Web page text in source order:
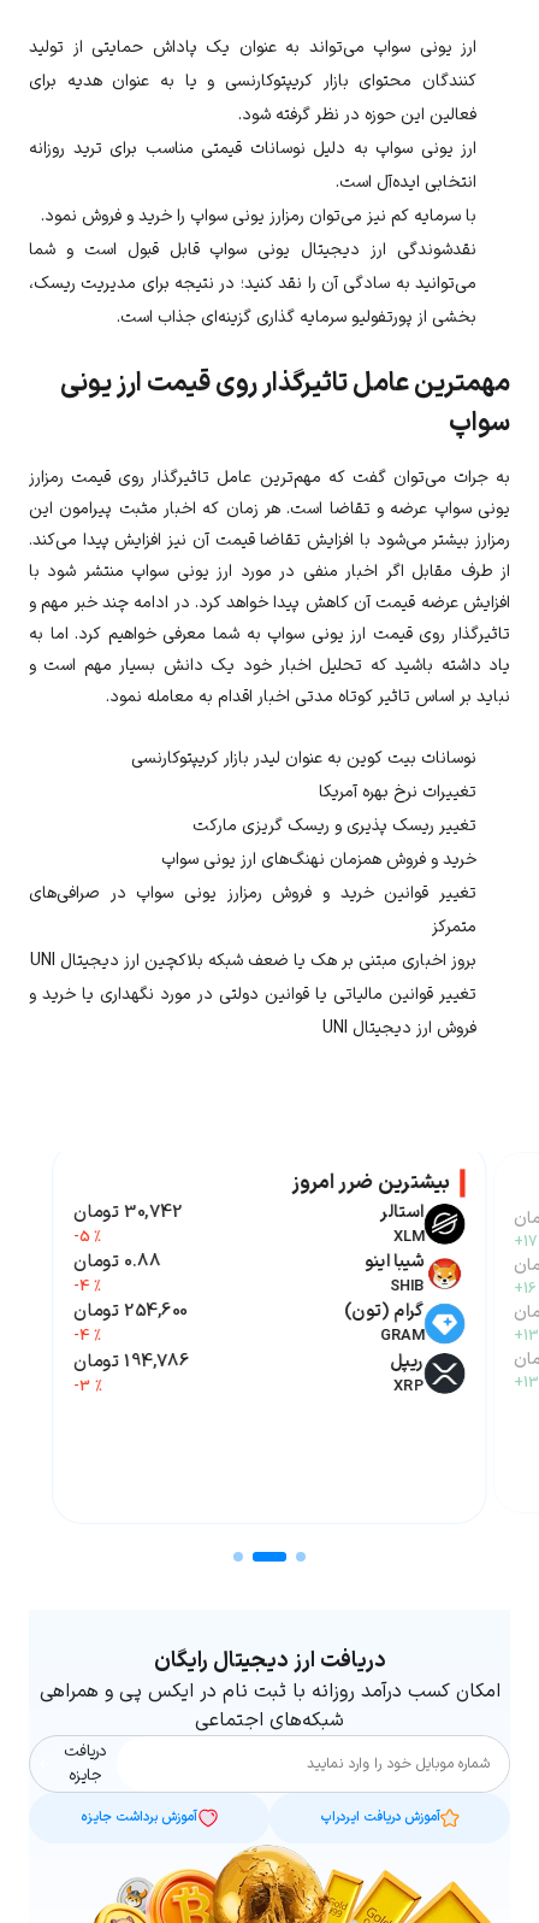
ارز یونی سواپ می‌تواند به عنوان یک پاداش حمایتی از تولید
کنندگان محتوای بازار کریپتوکارنسی و یا به عنوان هدیه برای
فعالین این حوزه در نظر گرفته شود.
ارز یونی سواپ به دلیل نوسانات قیمتی مناسب برای ترید روزانه
انتخابی ایده‌آل است.
با سرمایه کم نیز می‌توان رمزارز یونی سواپ را خرید و فروش نمود.
نقدشوندگی ارز دیجیتال یونی سواپ قابل قبول است و شما
می‌توانید به سادگی آن را نقد کنید؛ در نتیجه برای مدیریت ریسک،
بخشی از پورتفولیو سرمایه گذاری گزینه‌ای جذاب است.
مهمترین عامل تاثیرگذار روی قیمت ارز یونی
سواپ
به جرات می‌توان گفت که مهم‌ترین عامل تاثیرگذار روی قیمت رمزارز
یونی سواپ عرضه و تقاضا است. هر زمان که اخبار مثبت پیرامون این
رمزارز بیشتر می‌شود با افزایش تقاضا قیمت آن نیز افزایش پیدا می‌کند.
از طرف مقابل اگر اخبار منفی در مورد ارز یونی سواپ منتشر شود با
افزایش عرضه قیمت آن کاهش پیدا خواهد کرد. در ادامه چند خبر مهم و
تاثیرگذار روی قیمت ارز یونی سواپ به شما معرفی خواهیم کرد. اما به
یاد داشته باشید که تحلیل اخبار خود یک دانش بسیار مهم است و
نباید بر اساس تاثیر کوتاه مدتی اخبار اقدام به معامله نمود.
نوسانات بیت کوین به عنوان لیدر بازار کریپتوکارنسی
تغییرات نرخ بهره آمریکا
تغییر ریسک پذیری و ریسک گریزی مارکت
خرید و فروش همزمان نهنگ‌های ارز یونی سواپ
تغییر قوانین خرید و فروش رمزارز یونی سواپ در صرافی‌های
متمرکز
بروز اخباری مبتنی بر هک یا ضعف شبکه بلاکچین ارز دیجیتال UNI
تغییر قوانین مالیاتی یا قوانین دولتی در مورد نگهداری یا خرید و
فروش ارز دیجیتال UNI
+17
+16
بیشترین ضرر امروز
استالر
XLM
30,742 تومان
-5 %
شیبا اینو
SHIB
0.88 تومان
-4 %
گرام (تون)
GRAM
254,600 تومان
-4 %
ریپل
XRP
194,786 تومان
-3 %
دریافت ارز دیجیتال رایگان
امکان کسب درآمد روزانه با ثبت نام در ایکس پی و همراهی
شبکه‌های اجتماعی
شماره موبایل
دریافت
جایزه
آموزش دریافت ایردراپ آموزش برداشت جایزه